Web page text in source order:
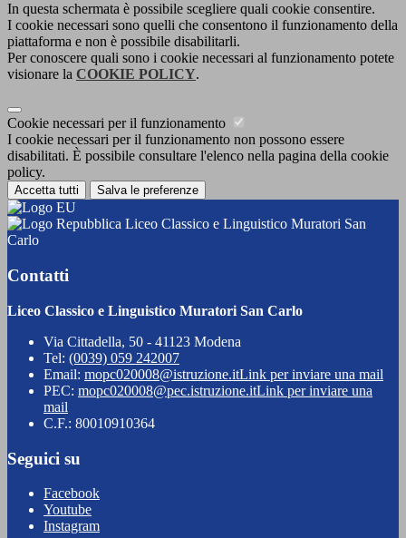
In questa schermata è possibile scegliere quali cookie consentire.
I cookie necessari sono quelli che consentono il funzionamento della
piattaforma e non è possibile disabilitarli.
Per conoscere quali sono i cookie necessari al funzionamento potete
visionare la COOKIE POLICY.
Cookie necessari per il funzionamento
I cookie necessari per il funzionamento non possono essere
disabilitati. È possibile consultare l'elenco nella pagina della cookie
policy.
Accetta tutti Salva le preferenze
Liceo Classico e Linguistico Muratori San
Carlo
Contatti
Liceo Classico e Linguistico Muratori San Carlo
Via Cittadella, 50 - 41123 Modena
Tel: (0039) 059 242007
Email: mopc020008@istruzione.itLink per inviare una mail
PEC: mopc020008@pec.istruzione.itLink per inviare una
mail
C.F.: 80010910364
Seguici su
Facebook
Youtube
Instagram